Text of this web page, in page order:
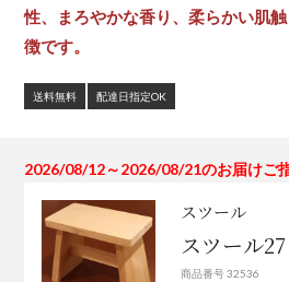
性、まろやかな香り、柔らかい肌
徴です。
送料無料 配達日指定OK
2026/08/12～2026/08/21のお届けご
スツール
スツール27
商品番号 32536